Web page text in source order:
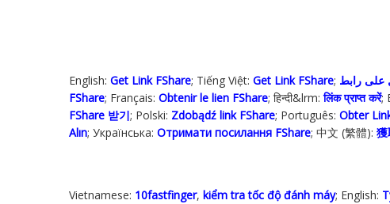
English: Get Link FShare; Tiếng Việt: Get Link FShare
FShare; Français: Obtenir le lien FShare; हिन्दी&lrm:लिंक प्राप्त करें;
FShare 받기; Polski‎: Zdobądź link FShare; Português: Obter
Alın; Українська‬: Отримати посилання FShare; 中文 (繁體):
Vietnamese: 10fastfinger, kiểm tra tốc độ đánh máy; English: